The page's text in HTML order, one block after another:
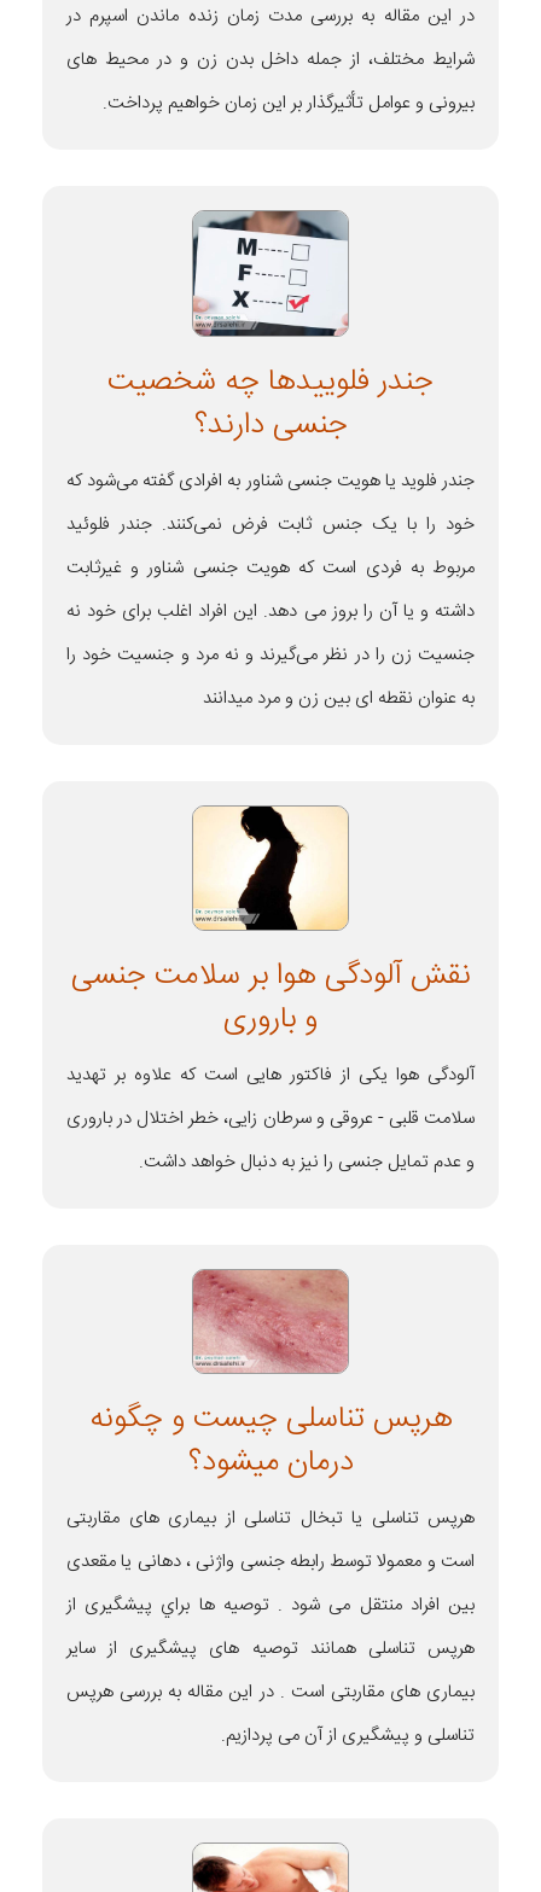
در این مقاله به بررسی مدت زمان زنده ماندن اسپرم در
شرایط مختلف، از جمله داخل بدن زن و در محیط های
بیرونی و عوامل تأثیرگذار بر این زمان خواهیم پرداخت.
جندر فلوییدها چه شخصیت
جنسی دارند؟
جندر فلوید یا هویت جنسی شناور به افرادی گفته می‌شود که
خود را با یک جنس ثابت فرض نمی‌کنند. جندر فلوئید
مربوط به فردی است که هویت جنسی شناور و غیرثابت
داشته و یا آن را بروز می دهد. این افراد اغلب برای خود نه
جنسیت زن را در نظر می‌گیرند و نه مرد و جنسیت خود را
به عنوان نقطه ای بین زن و مرد میدانند
نقش آلودگی هوا بر سلامت جنسی
و باروری
آلودگی هوا یکی از فاکتور هایی است که علاوه بر تهدید
سلامت قلبی - عروقی و سرطان زایی، خطر اختلال در باروری
و عدم تمایل جنسی را نیز به دنبال خواهد داشت.
هرپس تناسلی چیست و چگونه
درمان میشود؟
هرپس تناسلی یا تبخال تناسلی از بیماری های مقاربتی
است و معمولا توسط رابطه جنسی واژنی ، دهانی یا مقعدی
بین افراد منتقل می شود . توصيه ها براي پيشگيری از
هرپس تناسلی همانند توصيه های پيشگيری از ساير
بيماری های مقاربتی است . در این مقاله به بررسی هرپس
تناسلی و پیشگیری از آن می پردازیم.